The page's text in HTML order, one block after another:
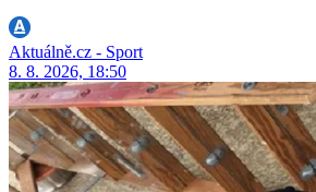
Aktuálně.cz - Sport
8. 8. 2026, 18:50